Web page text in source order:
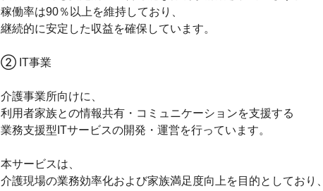
稼働率は90％以上を維持しており、
継続的に安定した収益を確保しています。
② IT事業
介護事業所向けに、
利用者家族との情報共有・コミュニケーションを支援する
業務支援型ITサービスの開発・運営を行っています。
本サービスは、
介護現場の業務効率化および家族満足度向上を目的としており、